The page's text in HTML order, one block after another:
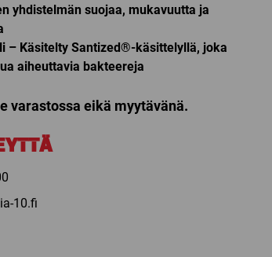
yhdistelmän suojaa, mukavuutta ja
– Käsitelty Santized®-käsittelyllä, joka
aiheuttavia bakteereja
varastossa eikä myytävänä.
10.fi